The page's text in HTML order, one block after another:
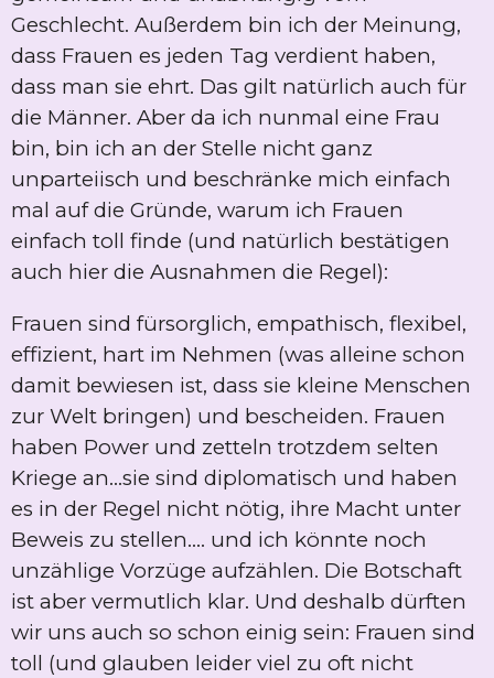
Geschlecht. Außerdem bin ich der Meinung,
dass Frauen es jeden Tag verdient haben,
dass man sie ehrt. Das gilt natürlich auch für
die Männer. Aber da ich nunmal eine Frau
bin, bin ich an der Stelle nicht ganz
unparteiisch und beschränke mich einfach
mal auf die Gründe, warum ich Frauen
einfach toll finde (und natürlich bestätigen
auch hier die Ausnahmen die Regel):
Frauen sind fürsorglich, empathisch, flexibel,
effizient, hart im Nehmen (was alleine schon
damit bewiesen ist, dass sie kleine Menschen
zur Welt bringen) und bescheiden. Frauen
haben Power und zetteln trotzdem selten
Kriege an...sie sind diplomatisch und haben
es in der Regel nicht nötig, ihre Macht unter
Beweis zu stellen.... und ich könnte noch
unzählige Vorzüge aufzählen. Die Botschaft
ist aber vermutlich klar. Und deshalb dürften
wir uns auch so schon einig sein: Frauen sind
toll (und glauben leider viel zu oft nicht